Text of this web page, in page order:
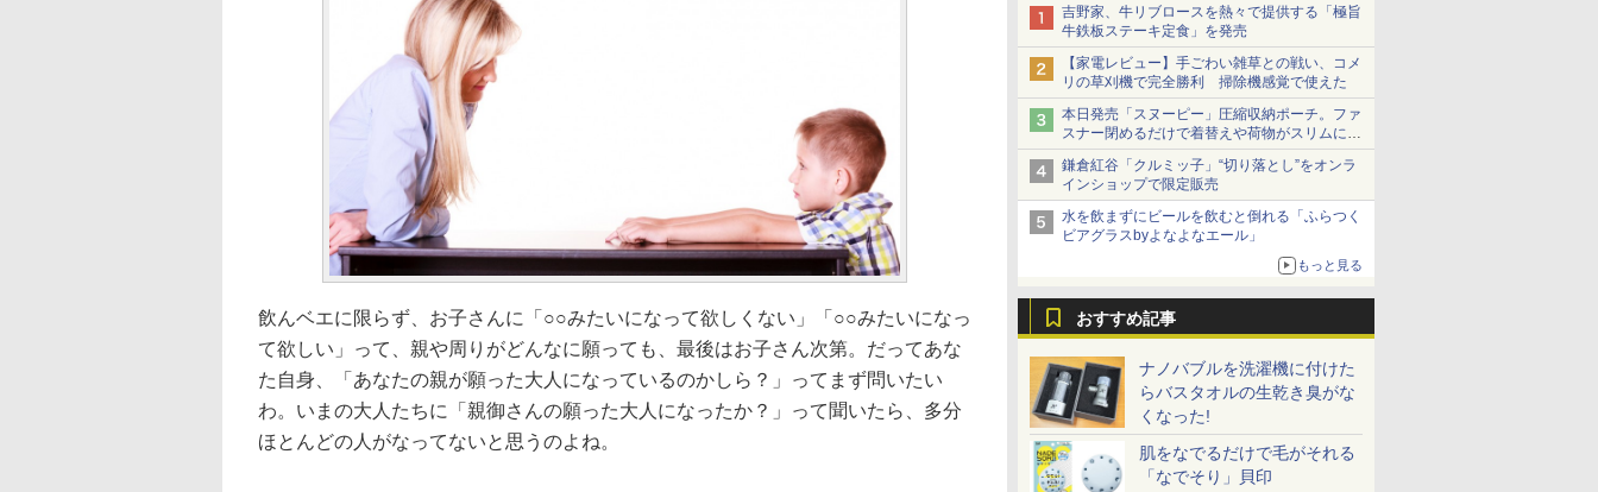
吉野家、牛リブロースを熱々で提供する「極旨
牛鉄板ステーキ定食」を発売
【家電レビュー】手ごわい雑草との戦い、コメ
リの草刈機で完全勝利 掃除機感覚で使えた
本日発売「スヌーピー」圧縮収納ポーチ。ファ
スナー閉めるだけで着替えや荷物がスリムにま
とまる
鎌倉紅谷「クルミッ子」“切り落とし”をオンラ
インショップで限定販売
水を飲まずにビールを飲むと倒れる「ふらつく
ビアグラスbyよなよなエール」
もっと見る
おすすめ記事
ナノバブルを洗濯機に付けた
らバスタオルの生乾き臭がな
くなった!
肌をなでるだけで毛がそれる
「なでそり」貝印
飲んベエに限らず、お子さんに「○○みたいになって欲しくない」「○○みたいになっ
て欲しい」って、親や周りがどんなに願っても、最後はお子さん次第。だってあな
た自身、「あなたの親が願った大人になっているのかしら？」ってまず問いたい
わ。いまの大人たちに「親御さんの願った大人になったか？」って聞いたら、多分
ほとんどの人がなってないと思うのよね。